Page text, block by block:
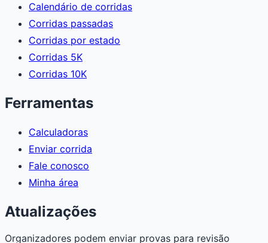
Calendário de corridas
Corridas passadas
Corridas por estado
Corridas 5K
Corridas 10K
Ferramentas
Calculadoras
Enviar corrida
Fale conosco
Minha área
Atualizações
Organizadores podem enviar provas para revisão